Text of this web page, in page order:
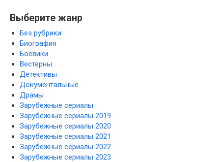
Выберите жанр
Без рубрики
Биография
Боевики
Вестерны
Детективы
Документальные
Драмы
Зарубежные сериалы
Зарубежные сериалы 2019
Зарубежные сериалы 2020
Зарубежные сериалы 2021
Зарубежные сериалы 2022
Зарубежные сериалы 2023